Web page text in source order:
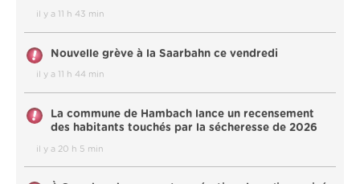
il y a 11 h 43 min
Nouvelle grève à la Saarbahn ce vendredi
il y a 11 h 44 min
La commune de Hambach lance un recensement
des habitants touchés par la sécheresse de 2026
il y a 20 h 5 min